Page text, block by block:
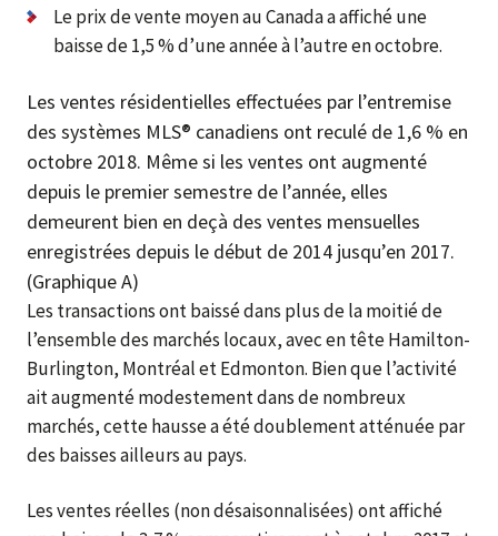
Le prix de vente moyen au Canada a affiché une
baisse de 1,5 % d’une année à l’autre en octobre.
Les ventes résidentielles effectuées par l’entremise
des systèmes MLS® canadiens ont reculé de 1,6 % en
octobre 2018. Même si les ventes ont augmenté
depuis le premier semestre de l’année, elles
demeurent bien en deçà des ventes mensuelles
enregistrées depuis le début de 2014 jusqu’en 2017.
(Graphique A)
Les transactions ont baissé dans plus de la moitié de
l’ensemble des marchés locaux, avec en tête Hamilton-
Burlington, Montréal et Edmonton. Bien que l’activité
ait augmenté modestement dans de nombreux
marchés, cette hausse a été doublement atténuée par
des baisses ailleurs au pays.
Les ventes réelles (non désaisonnalisées) ont affiché